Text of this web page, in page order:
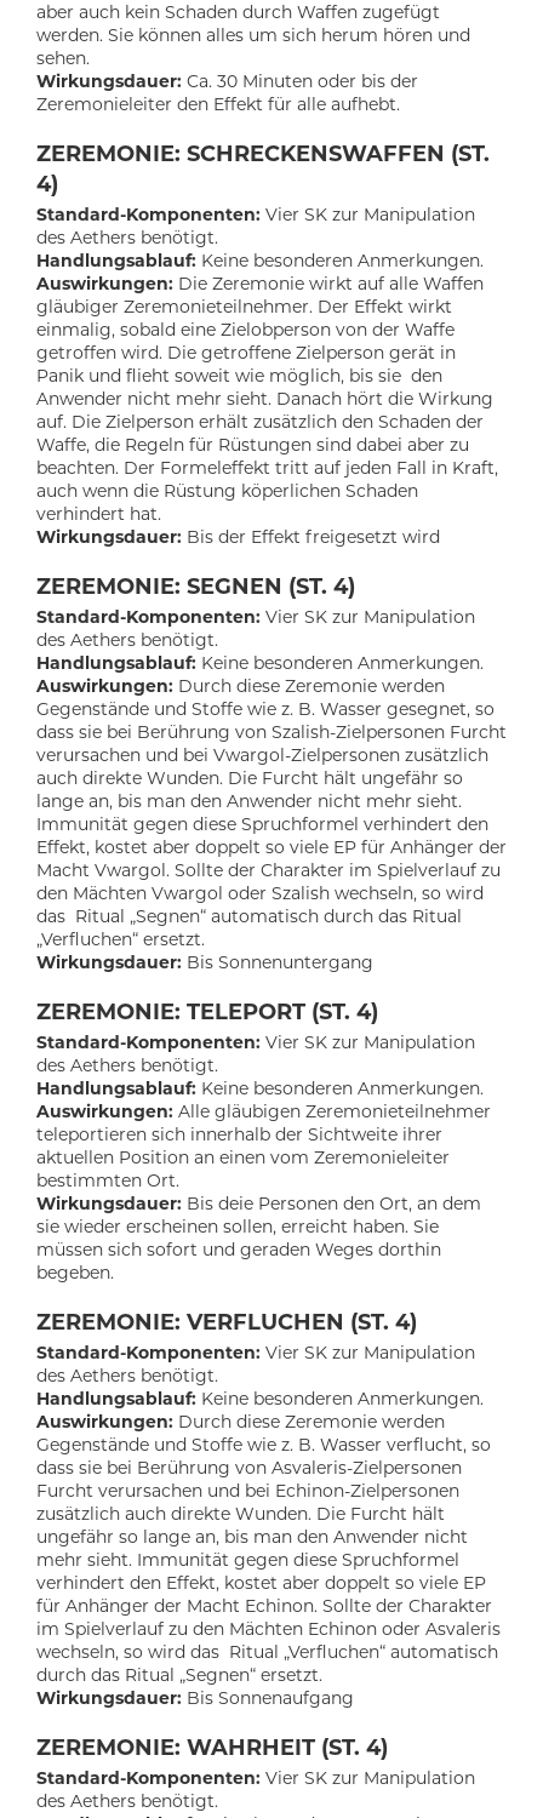
aber auch kein Schaden durch Waffen zugefügt
werden. Sie können alles um sich herum hören und
sehen.
Wirkungsdauer: Ca. 30 Minuten oder bis der
Zeremonieleiter den Effekt für alle aufhebt.
ZEREMONIE: SCHRECKENSWAFFEN (ST.
4)
Standard-Komponenten: Vier SK zur Manipulation
des Aethers benötigt.
Handlungsablauf: Keine besonderen Anmerkungen.
Auswirkungen: Die Zeremonie wirkt auf alle Waffen
gläubiger Zeremonieteilnehmer. Der Effekt wirkt
einmalig, sobald eine Zielobperson von der Waffe
getroffen wird. Die getroffene Zielperson gerät in
Panik und flieht soweit wie möglich, bis sie den
Anwender nicht mehr sieht. Danach hört die Wirkung
auf. Die Zielperson erhält zusätzlich den Schaden der
Waffe, die Regeln für Rüstungen sind dabei aber zu
beachten. Der Formeleffekt tritt auf jeden Fall in Kraft,
auch wenn die Rüstung köperlichen Schaden
verhindert hat.
Wirkungsdauer: Bis der Effekt freigesetzt wird
ZEREMONIE: SEGNEN (ST. 4)
Standard-Komponenten: Vier SK zur Manipulation
des Aethers benötigt.
Handlungsablauf: Keine besonderen Anmerkungen.
Auswirkungen: Durch diese Zeremonie werden
Gegenstände und Stoffe wie z. B. Wasser gesegnet, so
dass sie bei Berührung von Szalish-Zielpersonen Furcht
verursachen und bei Vwargol-Zielpersonen zusätzlich
auch direkte Wunden. Die Furcht hält ungefähr so
lange an, bis man den Anwender nicht mehr sieht.
Immunität gegen diese Spruchformel verhindert den
Effekt, kostet aber doppelt so viele EP für Anhänger der
Macht Vwargol. Sollte der Charakter im Spielverlauf zu
den Mächten Vwargol oder Szalish wechseln, so wird
das Ritual „Segnen“ automatisch durch das Ritual
„Verfluchen“ ersetzt.
Wirkungsdauer: Bis Sonnenuntergang
ZEREMONIE: TELEPORT (ST. 4)
Standard-Komponenten: Vier SK zur Manipulation
des Aethers benötigt.
Handlungsablauf: Keine besonderen Anmerkungen.
Auswirkungen: Alle gläubigen Zeremonieteilnehmer
teleportieren sich innerhalb der Sichtweite ihrer
aktuellen Position an einen vom Zeremonieleiter
bestimmten Ort.
Wirkungsdauer: Bis deie Personen den Ort, an dem
sie wieder erscheinen sollen, erreicht haben. Sie
müssen sich sofort und geraden Weges dorthin
begeben.
ZEREMONIE: VERFLUCHEN (ST. 4)
Standard-Komponenten: Vier SK zur Manipulation
des Aethers benötigt.
Handlungsablauf: Keine besonderen Anmerkungen.
Auswirkungen: Durch diese Zeremonie werden
Gegenstände und Stoffe wie z. B. Wasser verflucht, so
dass sie bei Berührung von Asvaleris-Zielpersonen
Furcht verursachen und bei Echinon-Zielpersonen
zusätzlich auch direkte Wunden. Die Furcht hält
ungefähr so lange an, bis man den Anwender nicht
mehr sieht. Immunität gegen diese Spruchformel
verhindert den Effekt, kostet aber doppelt so viele EP
für Anhänger der Macht Echinon. Sollte der Charakter
im Spielverlauf zu den Mächten Echinon oder Asvaleris
wechseln, so wird das Ritual „Verfluchen“ automatisch
durch das Ritual „Segnen“ ersetzt.
Wirkungsdauer: Bis Sonnenaufgang
ZEREMONIE: WAHRHEIT (ST. 4)
Standard-Komponenten: Vier SK zur Manipulation
des Aethers benötigt.